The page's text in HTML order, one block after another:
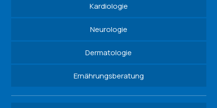
Kardiologie
Neurologie
Dermatologie
Ernährungsberatung